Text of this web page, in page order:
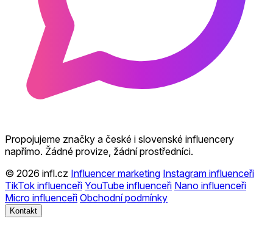
Propojujeme značky a české i slovenské influencery
napřímo. Žádné provize, žádní prostředníci.
© 2026 infl.cz Influencer marketing Instagram influenceři
TikTok influenceři YouTube influenceři Nano influenceři
Micro influenceři Obchodní podmínky
Kontakt